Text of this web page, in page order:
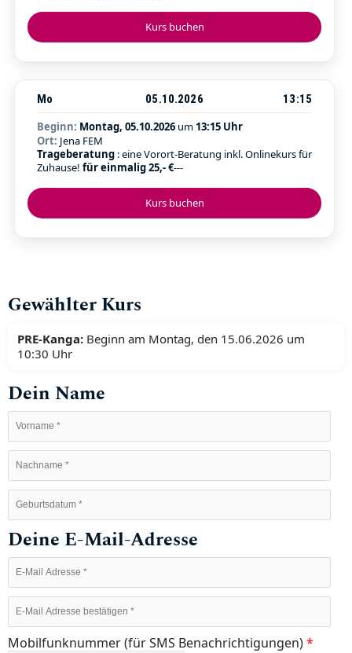
Kurs buchen
Kurs buchen
Mo 05.10.2026
13:15
Beginn: Montag, 05.10.2026 um 13:15 Uhr
Ort: Jena FEM
Trageberatung : eine Vorort-Beratung inkl. Onlinekurs für
Zuhause! für einmalig 25,- €---
Gewählter Kurs
PRE-Kanga: Beginn am Montag, den 15.06.2026 um
10:30 Uhr
Dein Name
Deine E-Mail-Adresse
Mobilfunknummer (für SMS Benachrichtigungen)*